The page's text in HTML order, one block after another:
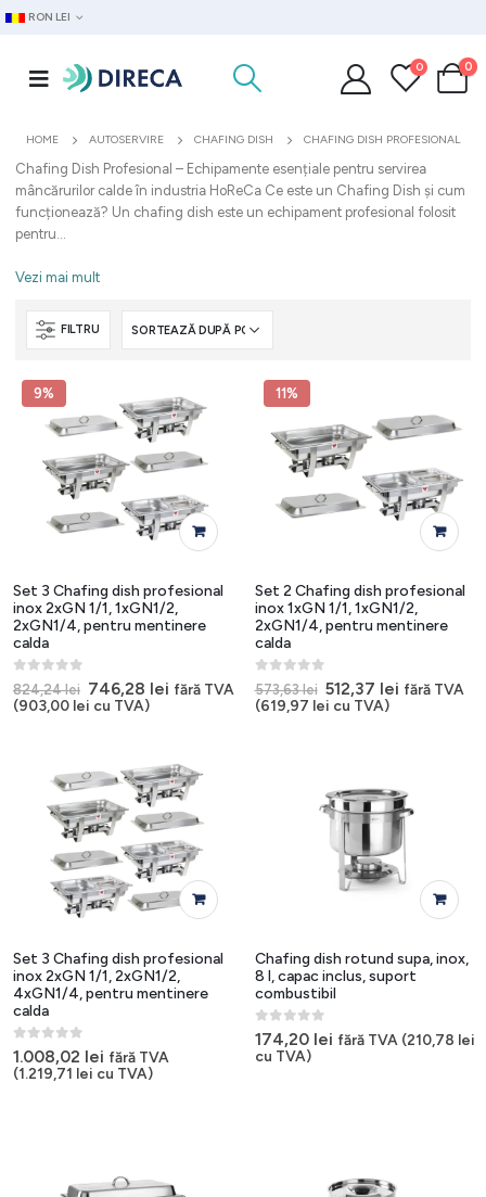
RON LEI
0 0
HOME AUTOSERVIRE CHAFING DISH CHAFING DISH PROFESIONAL
Chafing Dish Profesional – Echipamente esențiale pentru servirea
mâncărurilor calde în industria HoReCa Ce este un Chafing Dish și cum
funcționează? Un chafing dish este un echipament profesional folosit
pentru...
Vezi mai mult
FILTRU
9%
Set 3 Chafing dish profesional
inox 2xGN 1/1, 1xGN1/2,
2xGN1/4, pentru mentinere
calda
0out of 5
824,24lei Prețul
inițial
746,28 leiPrețul
fără TVA
(903,00 lei cu TVA)
11%
Set 2 Chafing dish profesional
inox 1xGN 1/1, 1xGN1/2,
2xGN1/4, pentru mentinere
calda
0out of 5
573,63lei Prețul
inițial
512,37 lei Prețul
fără TVA
(619,97 lei cu TVA)
Set 3 Chafing dish profesional
inox 2xGN 1/1, 2xGN1/2,
4xGN1/4, pentru mentinere
calda
0 out of 5
1.008,02 lei fără TVA
(1.219,71 lei cu TVA)
Chafing dish rotund supa, inox,
8 l, capac inclus, suport
combustibil
0out of 5
174,20 lei fără TVA (210,78 lei
cu TVA)